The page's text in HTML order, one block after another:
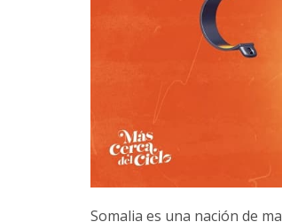
Somalia es una nación de